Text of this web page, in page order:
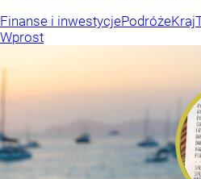
Finanse i inwestycjePodróżeKraj
Wprost